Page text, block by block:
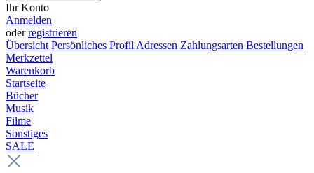
Ihr Konto
Anmelden
oderregistrieren
Übersicht Persönliches Profil Adressen Zahlungsarten Bestellungen
Merkzettel
Warenkorb
Startseite
Bücher
Musik
Filme
Sonstiges
SALE